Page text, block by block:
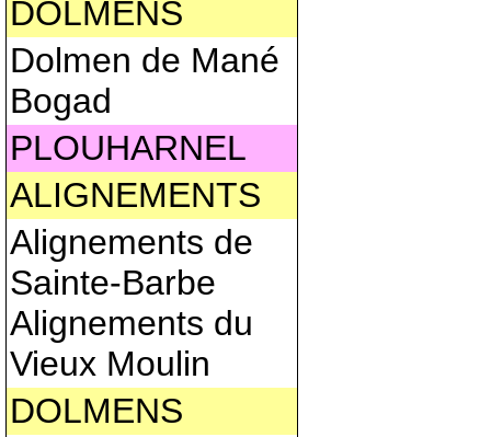
DOLMENS
Dolmen de Mané
Bogad
PLOUHARNEL
ALIGNEMENTS
Alignements de
Sainte-Barbe
Alignements du
Vieux Moulin
DOLMENS